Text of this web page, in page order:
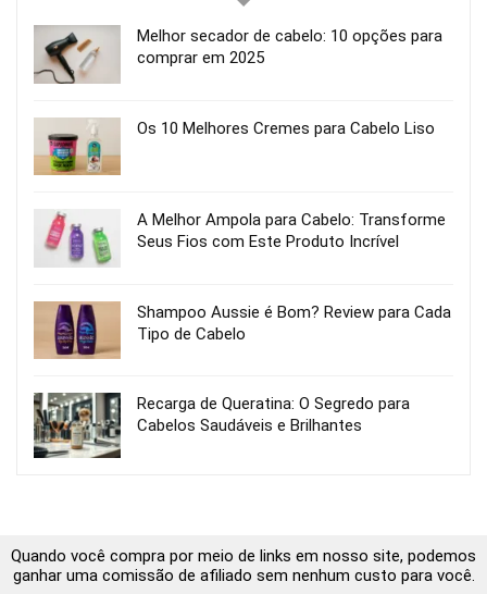
Melhor secador de cabelo: 10 opções para
comprar em 2025
Os 10 Melhores Cremes para Cabelo Liso
A Melhor Ampola para Cabelo: Transforme
Seus Fios com Este Produto Incrível
Shampoo Aussie é Bom? Review para Cada
Tipo de Cabelo
Recarga de Queratina: O Segredo para
Cabelos Saudáveis e Brilhantes
Quando você compra por meio de links em nosso site, podemos
ganhar uma comissão de afiliado sem nenhum custo para você.